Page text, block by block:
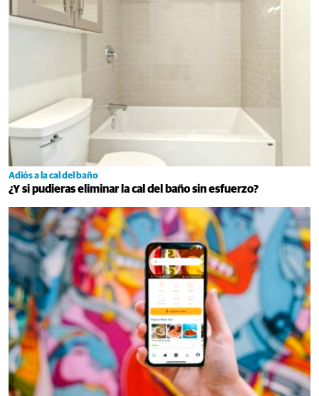
Adiós a la cal del baño
¿Y si pudieras eliminar la cal del baño sin esfuerzo?